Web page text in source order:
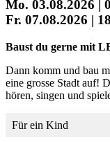
Mo. 03.08.2026 |
Fr. 07.08.2026 |
Baust du gerne mit
Dann komm und bau
eine grosse Stadt auf!
hören, singen und
Für ein Kind